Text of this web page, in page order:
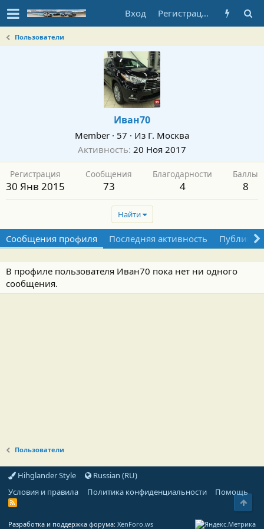
Вход Регистрация
Пользователи
Иван70
Member · 57 · Из Г. Москва
Активность 20 Ноя 2017
Регистрация
30 Янв 2015
Сообщения
73
Благодарности
4
Баллы
8
Найти
Сообщения профиля Последняя активность
В профиле пользователя Иван70 пока нет ни одного
сообщения.
Пользователи
Hihglander Style
Russian (RU)
Условия и правила
Политика конфиденциальности Помощь
R
Разработка и поддержка форума: XenForo.ws